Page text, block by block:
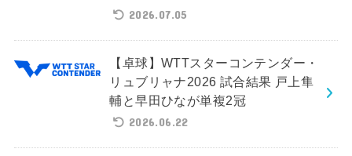
2026.07.05
【卓球】WTTスターコンテンダー・
リュブリャナ2026 試合結果 戸上隼
輔と早田ひなが単複2冠
2026.06.22